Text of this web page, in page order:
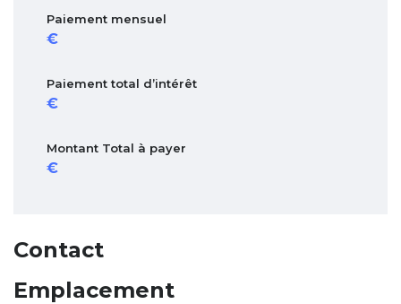
Paiement mensuel
Paiement total d’intérêt
Montant Total à payer
Contact
Emplacement